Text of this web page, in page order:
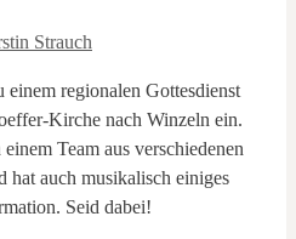
Strauch
regionalen Gottesdienst
Kirche nach Winzeln ein.
Team aus verschiedenen
hat auch musikalisch einiges
Seid dabei!